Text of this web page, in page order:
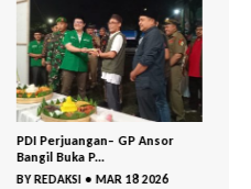
PDI Perjuangan– GP Ansor
Bangil Buka P...
BYREDAKSI •MAR 18 2026